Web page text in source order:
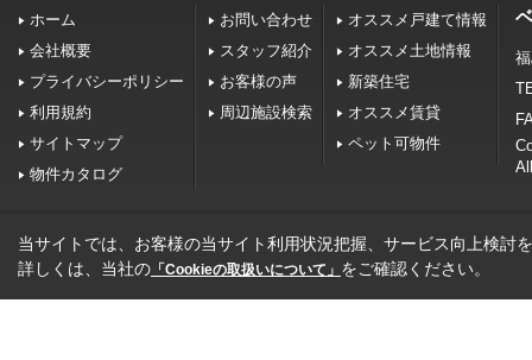
ホーム
会社概要
プライバシーポリシー
利用規約
サイトマップ
物件カタログ
お問い合わせ
スタッフ紹介
お客様の声
周辺施設検索
オススメ戸建て情報
オススメ土地情報
新築住宅
オススメ賃貸
ペット可物件
当サイトでは、お客様の当サイト利用状況把握、サービス向上検討
詳しくは、当社の 「Cookieの取扱いについて」 をご確認ください。